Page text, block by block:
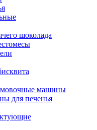
шоколада
машины
для печенья